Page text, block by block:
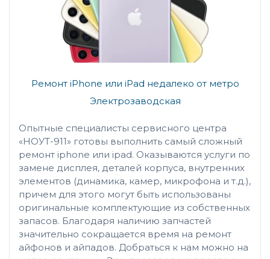
Ремонт iPhone или iPad недалеко от метро
Электрозаводская
Опытные специалисты сервисного центра
«НОУТ-911» готовы выполнить самый сложный
ремонт iphone или ipad. Оказываются услуги по
замене дисплея, деталей корпуса, внутренних
элементов (динамика, камер, микрофона и т.д.),
причем для этого могут быть использованы
оригинальные комплектующие из собственных
запасов. Благодаря наличию запчастей
значительно сокращается время на ремонт
айфонов и айпадов. Добраться к нам можно на